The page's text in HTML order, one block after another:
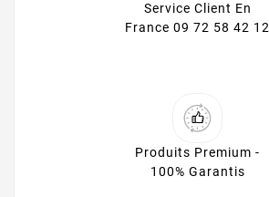
Service Client En
France 09 72 58 42 12
Produits Premium -
100% Garantis